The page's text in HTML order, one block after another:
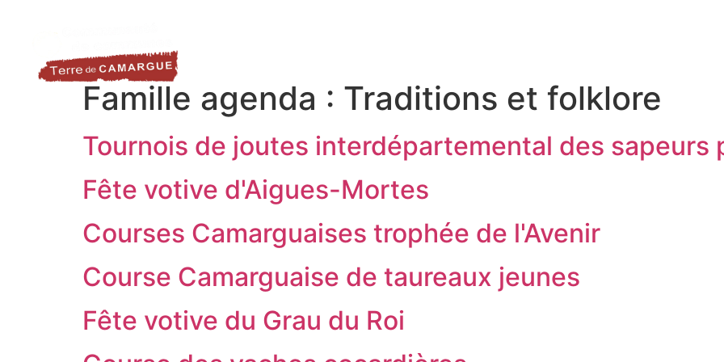
Famille agenda : Traditions et folklore
Tournois de joutes interdépartemental des sapeurs
Fête votive d'Aigues-Mortes
Courses Camarguaises trophée de l'Avenir
Course Camarguaise de taureaux jeunes
Fête votive du Grau du Roi